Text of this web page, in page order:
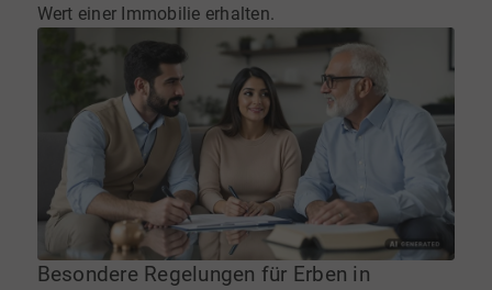
Wert einer Immobilie erhalten.
Besondere Regelungen für Erben in